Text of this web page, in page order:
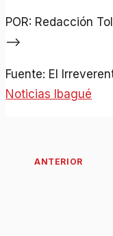
POR: Redacción
–>
Fuente: El
Noticias Ibagué